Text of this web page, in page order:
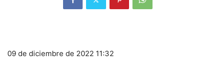
09 de diciembre de 2022 11:32